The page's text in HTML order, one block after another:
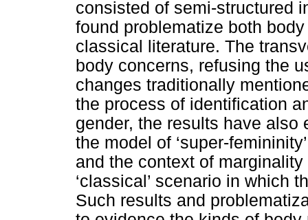
consisted of semi-structured
found problematize both
classical literature. The
body concerns, refusing the
changes traditionally
the process of identification
gender, the results have also
the model of ‘super-
and the context of
‘classical’ scenario in which
Such results and